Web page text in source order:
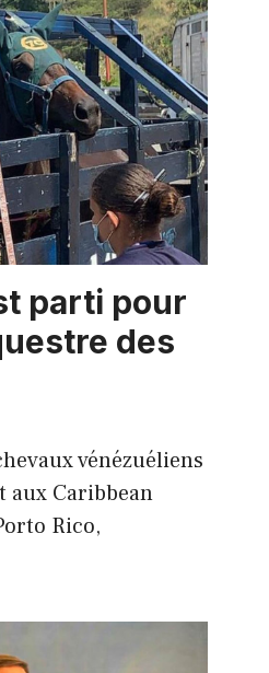
parti pour
des
vénézuéliens
Caribbean
Rico,